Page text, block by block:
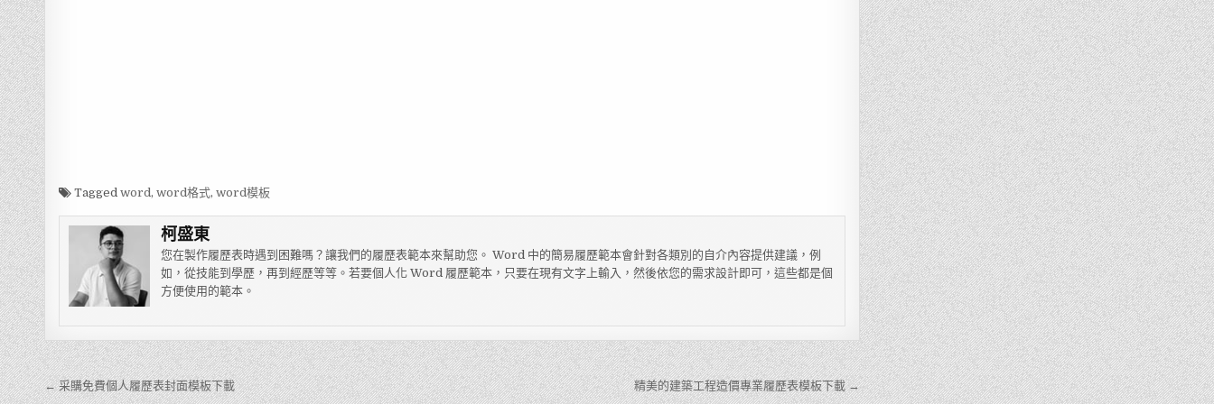
Taggedword,word格式,word模板
柯盛東
您在製作履歷表時遇到困難嗎？讓我們的履歷表範本來幫助您。 Word 中的簡易履歷範本會針對各類別的自介內容提供建議，例
如，從技能到學歷，再到經歷等等。若要個人化 Word 履歷範本，只要在現有文字上輸入，然後依您的需求設計即可，這些都是個
方便使用的範本。
← 采購免費個人履歷表封面模板下載 精美的建築工程造價專業履歷表模板下載 →